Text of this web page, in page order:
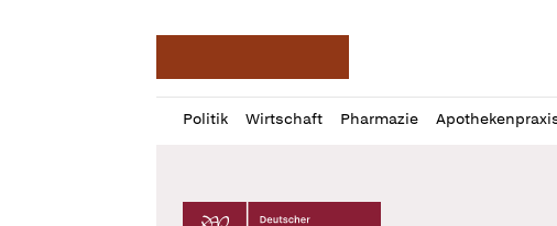
Politik Wirtschaft Pharmazie
Profil
öffnen
Daz
Pur
Deutscher Apotheker Verlag Logo